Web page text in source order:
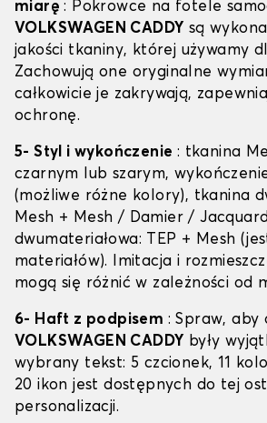
miarę: Pokrowce na fotele
VOLKSWAGEN CADDY są
jakości tkaniny, której używamy
Zachowują one oryginalne
całkowicie je zakrywają,
ochronę.
5- Styl i wykończenie : tkanina
czarnym lub szarym,
(możliwe różne kolory), tkanina
Mesh + Mesh / Damier /
dwumateriałowa: TEP + Mesh
materiałów). Imitacja i
mogą się różnić w zależności od
6- Haft z podpisem : Spraw, aby
VOLKSWAGEN CADDY były
wybrany tekst: 5 czcionek, 11
20 ikon jest dostępnych do tej
personalizacji.